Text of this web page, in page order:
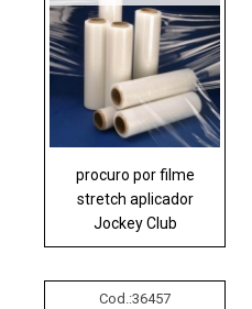
procuro por filme
stretch aplicador
Jockey Club
Cod.:36457